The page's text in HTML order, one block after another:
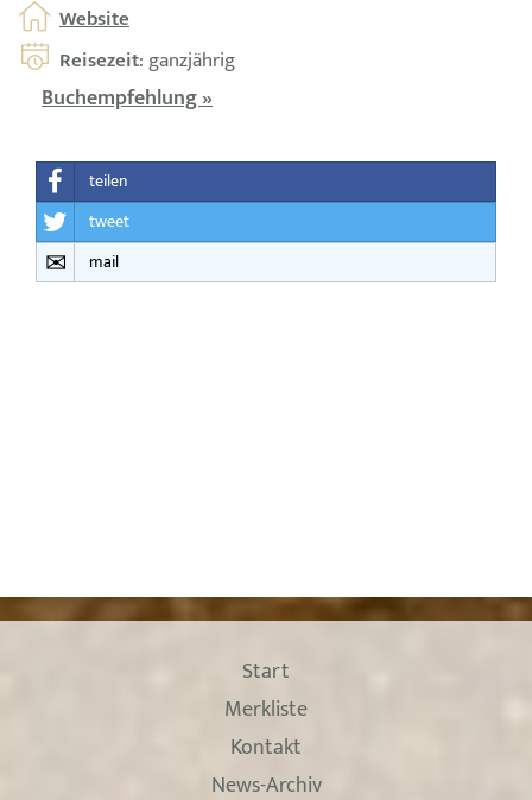
Website
Reisezeit: ganzjährig
Buchempfehlung »
teilen
tweet
mail
Start
Merkliste
Kontakt
News-Archiv